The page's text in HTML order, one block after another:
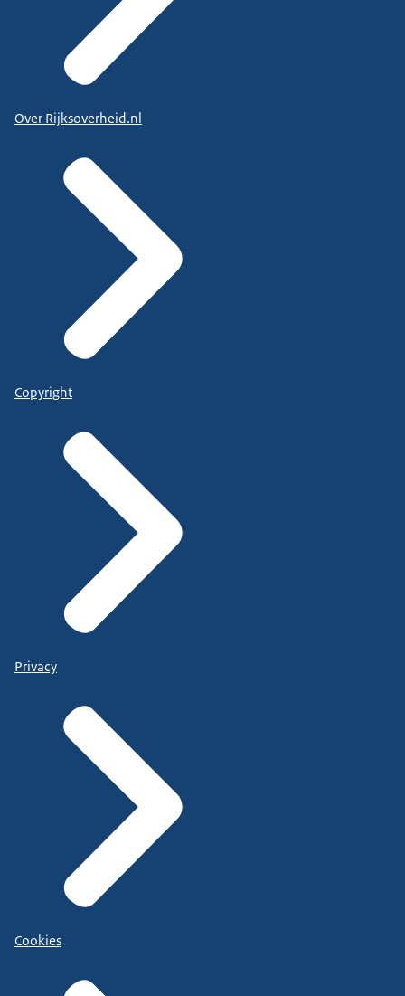
Over Rijksoverheid.nl
Copyright
Privacy
Cookies